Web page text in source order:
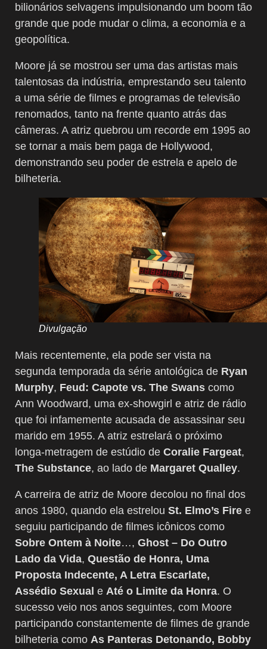
bilionários selvagens impulsionando um boom tão
grande que pode mudar o clima, a economia e a
geopolítica.
Moore já se mostrou ser uma das artistas mais
talentosas da indústria, emprestando seu talento
a uma série de filmes e programas de televisão
renomados, tanto na frente quanto atrás das
câmeras. A atriz quebrou um recorde em 1995 ao
se tornar a mais bem paga de Hollywood,
demonstrando seu poder de estrela e apelo de
bilheteria.
Divulgação
Mais recentemente, ela pode ser vista na
segunda temporada da série antológica de Ryan
Murphy, Feud: Capote vs. The Swans como
Ann Woodward, uma ex-showgirl e atriz de rádio
que foi infamemente acusada de assassinar seu
marido em 1955. A atriz estrelará o próximo
longa-metragem de estúdio de Coralie Fargeat,
The Substance, ao lado de Margaret Qualley.
A carreira de atriz de Moore decolou no final dos
anos 1980, quando ela estrelou St. Elmo’s Fire e
seguiu participando de filmes icônicos como
Sobre Ontem à Noite…, Ghost – Do Outro
Lado da Vida, Questão de Honra, Uma
Proposta Indecente, A Letra Escarlate,
Assédio Sexual e Até o Limite da Honra. O
sucesso veio nos anos seguintes, com Moore
participando constantemente de filmes de grande
bilheteria como As Panteras Detonando, Bobby